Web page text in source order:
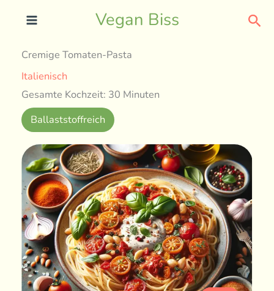
Vegan Biss
Cremige Tomaten-Pasta
Italienisch
Gesamte Kochzeit: 30 Minuten
Ballaststoffreich